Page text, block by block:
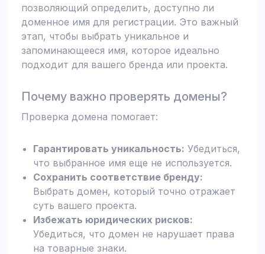
позволяющий определить, доступно ли
доменное имя для регистрации. Это важный
этап, чтобы выбрать уникальное и
запоминающееся имя, которое идеально
подходит для вашего бренда или проекта.
Почему важно проверять домены?
Проверка домена помогает:
Гарантировать уникальность: Убедиться,
что выбранное имя еще не используется.
Сохранить соответствие бренду:
Выбрать домен, который точно отражает
суть вашего проекта.
Избежать юридических рисков:
Убедиться, что домен не нарушает права
на товарные знаки.